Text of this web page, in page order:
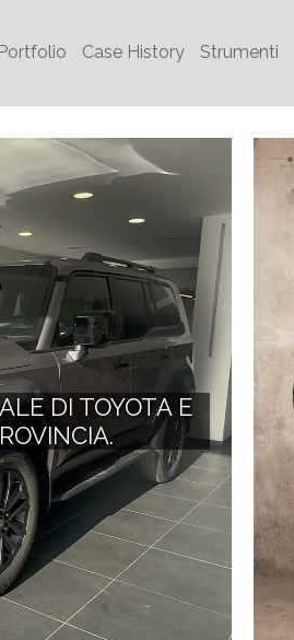
Portfolio Case History Strumenti
DI TOYOTA E